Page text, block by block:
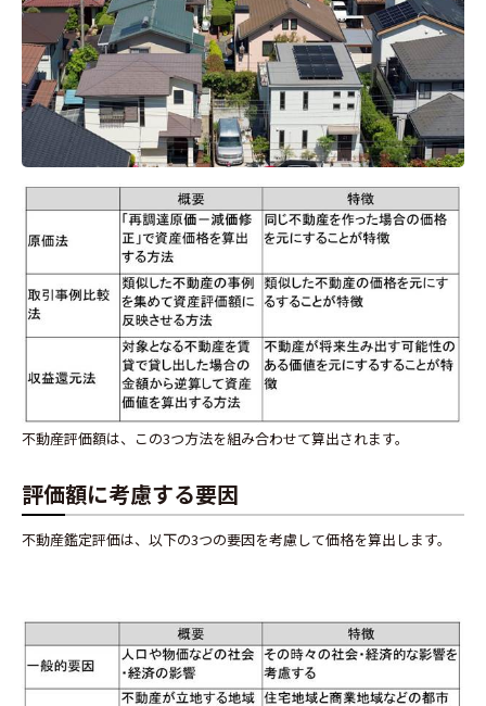
不動産評価額は、この3つ方法を組み合わせて算出されます。
評価額に考慮する要因
不動産鑑定評価は、以下の3つの要因を考慮して価格を算出します。